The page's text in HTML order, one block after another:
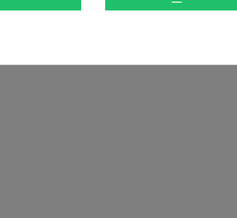
und es als echtes